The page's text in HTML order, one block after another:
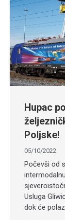
Hupac
Poljske!
05/10/2022
Počevši od
Usluga
dok će